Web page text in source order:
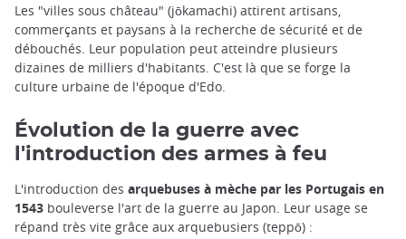
Les "villes sous château" (jōkamachi) attirent artisans,
commerçants et paysans à la recherche de sécurité et de
débouchés. Leur population peut atteindre plusieurs
dizaines de milliers d'habitants. C'est là que se forge la
culture urbaine de l'époque d'Edo.
Évolution de la guerre avec
l'introduction des armes à feu
L'introduction des arquebuses à mèche par les Portugais en
1543 bouleverse l'art de la guerre au Japon. Leur usage se
répand très vite grâce aux arquebusiers (teppō) :